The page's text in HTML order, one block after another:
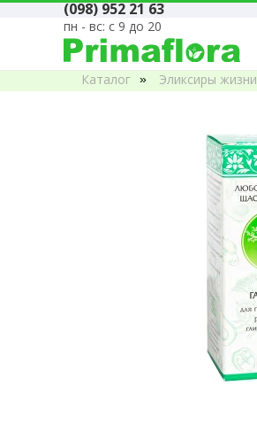
(098) 952 21 63
пн - вс: с 9 до 20
Каталог » Эликсиры жизни